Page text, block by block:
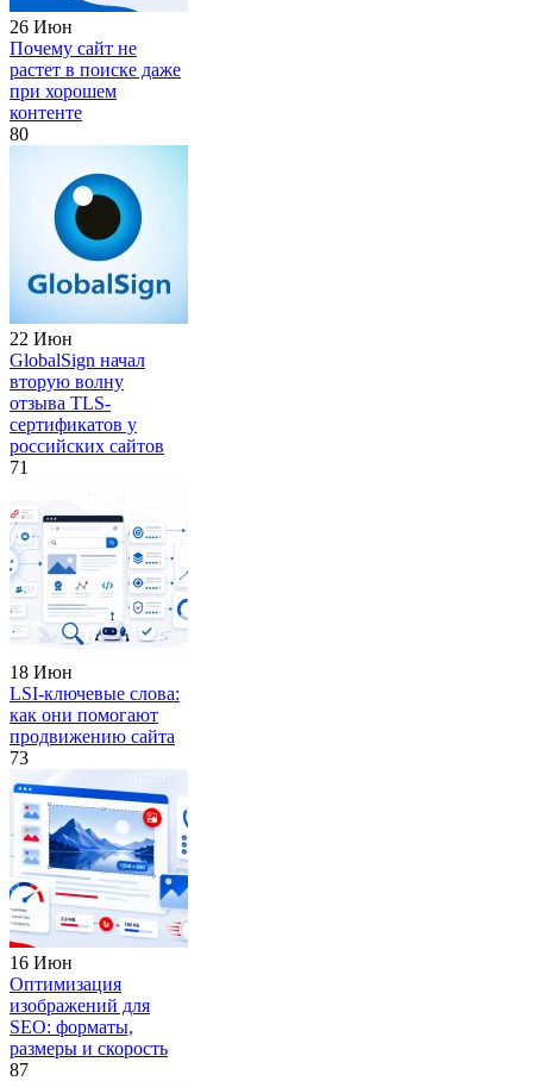
26 Июн
Почему сайт не
растет в поиске даже
при хорошем
контенте
80
22 Июн
GlobalSign начал
вторую волну
отзыва TLS-
сертификатов у
российских сайтов
71
18 Июн
LSI-ключевые слова:
как они помогают
продвижению сайта
73
16 Июн
Оптимизация
изображений для
SEO: форматы,
размеры и скорость
87